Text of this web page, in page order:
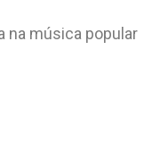
na música popular